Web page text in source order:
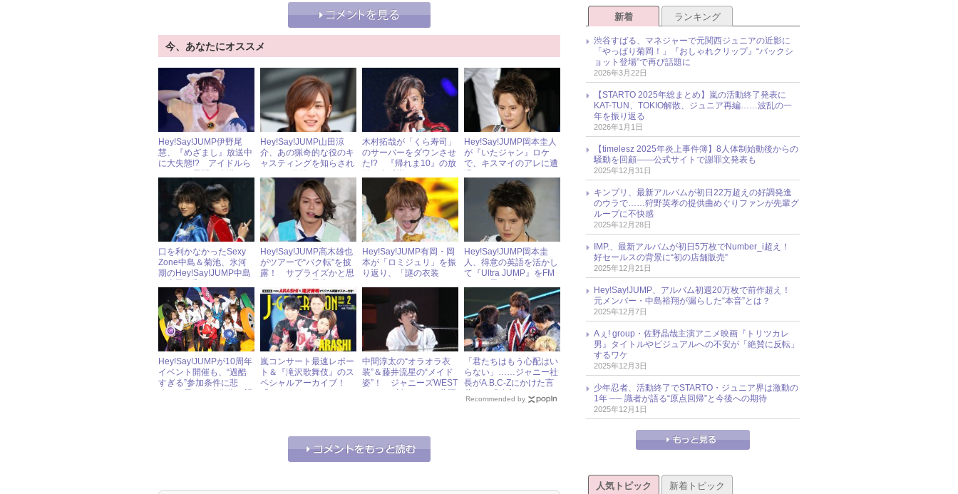
今、あなたにオススメ
Hey!Say!JUMP伊野尾
慧、『めざまし』放送中
に大失態!? アイドルら
Hey!Say!JUMP山田涼
介、あの猟奇的な役のキ
ャスティングを知らされ
木村拓哉が「くら寿司」
のサーバーをダウンさせ
た!? 『帰れま10』の放
Hey!Say!JUMP岡本圭人
が『いたジャン』ロケ
で、キスマイのアレに遭
口を利かなかったSexy
Zone中島＆菊池、氷河
期のHey!Say!JUMP中島
Hey!Say!JUMP高木雄也
がツアーで“バク転”を披
露！ サプライズかと思
いた!?
Hey!Say!JUMP有岡・岡
本が「ロミジュリ」を振
り返り、「謎の衣装
Hey!Say!JUMP岡本圭
人、得意の英語を活かし
て『Ultra JUMP』をFM
Hey!Say!JUMPが10周年
イベント開催も、“過酷
すぎる”参加条件に悲
嵐コンサート最速レポー
ト＆『滝沢歌舞伎』のス
ペシャルアーカイブ！
中間淳太の“オラオラ衣
装”＆藤井流星の“メイド
姿”！ ジャニーズWEST
「君たちはもう心配はい
らない」……ジャニー社
長がA.B.C-Zにかけた言
葉が、「遺言みたい」と
言われるワケ
Recommended by
新着 ランキング
渋谷すばる、マネジャーで元関西ジュニアの近影に
「やっぱり菊岡！」『おしゃれクリップ』“バックシ
ョット登場”で再び話題に
2026年3月22日
【STARTO 2025年総まとめ】嵐の活動終了発表に
KAT-TUN、TOKIO解散、ジュニア再編……波乱の一
年を振り返る
2026年1月1日
【timelesz 2025年炎上事件簿】8人体制始動後からの
騒動を回顧――公式サイトで謝罪文発表も
2025年12月31日
キンプリ、最新アルバムが初日22万超えの好調発進
のウラで……狩野英孝の提供曲めぐりファンが先輩グ
ループに不快感
2025年12月28日
IMP.、最新アルバムが初日5万枚でNumber_i超え！
好セールスの背景に“初の店舗販売”
2025年12月21日
Hey!Say!JUMP、アルバム初週20万枚で前作超え！
元メンバー・中島裕翔が漏らした“本音”とは？
2025年12月7日
Aぇ! group・佐野晶哉主演アニメ映画『トリツカレ
男』タイトルやビジュアルへの不安が「絶賛に反転」
するワケ
2025年12月3日
少年忍者、活動終了でSTARTO・ジュニア界は激動の
1年 ── 識者が語る“原点回帰”と今後への期待
2025年12月1日
人気トピック 新着トピック